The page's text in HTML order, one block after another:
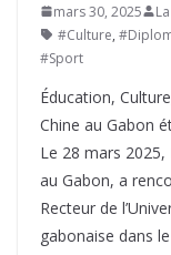
mars 30, 2025
#Culture,
#Sport
Éducation,
Chine au Gabon
Le 28 mars 2025,
au Gabon, a
Recteur de
gabonaise dans